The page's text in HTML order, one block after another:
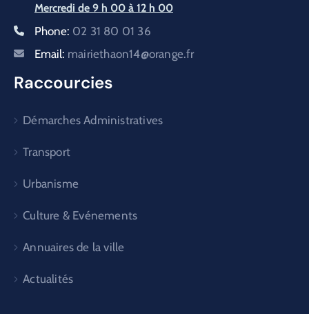
Mercredi de 9 h 00 à 12 h 00
Phone: 02 31 80 01 36
Email: mairiethaon14@orange.fr
Raccourcies
Démarches Administratives
Transport
Urbanisme
Culture & Evénements
Annuaires de la ville
Actualités